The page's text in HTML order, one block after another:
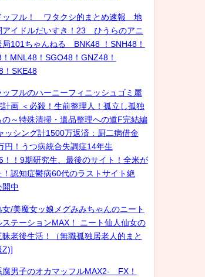
ッフル！ ワタクシ的まとめ速報 地
アイドルだいすき！23 ひうらのアニ
局101ちゃんねる BNK48 ！SNH48！
MNL48！SGO48！GNZ48！
！SKE48
ッフルのハーニーフィニッシュゴミ屋
計画 ＜必殺！生前整理人！孤立し孤独
の～特殊清掃・遺品整理への道F完結編
ッシング計1500万返済：厨二病借金
円！うつ病統合失調症14年生
！！9期研究生、最後のサイト！全米が
！認知症鬱病60代のラストサイト絶
開中
女/美魔女ッ娘メグみみちゃんのニート
ステーションMAX！ ニート仙人仙女の
昧老後生活！（無職孤独居老人的まと
Z)]
腐男子のオカマッフルMAX2- FX！